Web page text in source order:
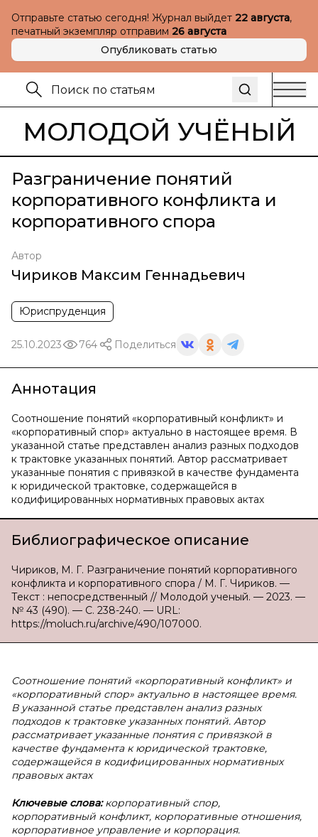
Отправьте статью сегодня! Журнал выйдет 22 августа,
печатный экземпляр отправим 26 августа
Опубликовать статью
МОЛОДОЙ УЧЁНЫЙ
Разграничение понятий
корпоративного конфликта и
корпоративного спора
Автор
Чириков Максим Геннадьевич
Юриспруденция
25.10.2023 764 Поделиться
Аннотация
Соотношение понятий «корпоративный конфликт» и
«корпоративный спор» актуально в настоящее время. В
указанной статье представлен анализ разных подходов
к трактовке указанных понятий. Автор рассматривает
указанные понятия с привязкой в качестве фундамента
к юридической трактовке, содержащейся в
кодифицированных нормативных правовых актах
Библиографическое описание
Чириков, М. Г. Разграничение понятий корпоративного
конфликта и корпоративного спора / М. Г. Чириков. —
Текст : непосредственный // Молодой ученый. — 2023. —
№ 43 (490). — С. 238-240. — URL:
https://moluch.ru/archive/490/107000.
Соотношение понятий «корпоративный конфликт» и
«корпоративный спор» актуально в настоящее время.
В указанной статье представлен анализ разных
подходов к трактовке указанных понятий. Автор
рассматривает указанные понятия с привязкой в
качестве фундамента к юридической трактовке,
содержащейся в кодифицированных нормативных
правовых актах
Ключевые слова:корпоративный спор,
корпоративный конфликт, корпоративные отношения,
корпоративное управление и корпорация.